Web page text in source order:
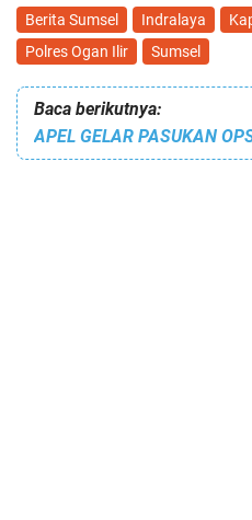
Berita Sumsel Indralaya
Polres Ogan Ilir
Sumsel
Baca berikutnya: